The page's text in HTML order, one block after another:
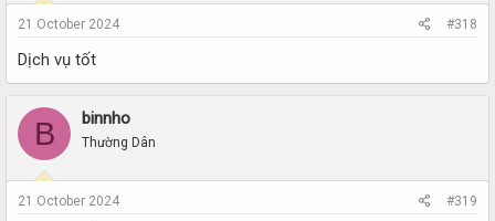
21 October 2024 #318
Dịch vụ tốt
B binnho
Thường Dân
21 October 2024 #319